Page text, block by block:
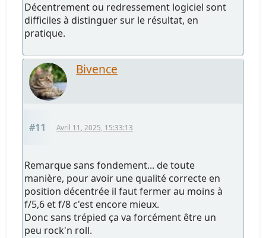
Décentrement ou redressement logiciel sont
difficiles à distinguer sur le résultat, en
pratique.
Bivence
#11 Avril 11, 2025, 15:33:13
Remarque sans fondement... de toute
manière, pour avoir une qualité correcte en
position décentrée il faut fermer au moins à
f/5,6 et f/8 c'est encore mieux.
Donc sans trépied ça va forcément être un
peu rock'n roll.